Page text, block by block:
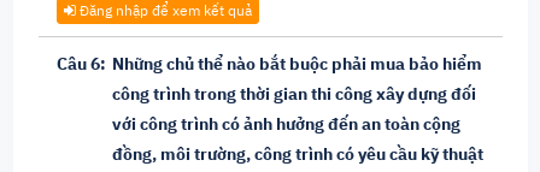
Đăng nhập để xem kết quả
Câu 6: Những chủ thể nào bắt buộc phải mua bảo hiểm
công trình trong thời gian thi công xây dựng đối
với công trình có ảnh hưởng đến an toàn cộng
đồng, môi trường, công trình có yêu cầu kỹ thuật